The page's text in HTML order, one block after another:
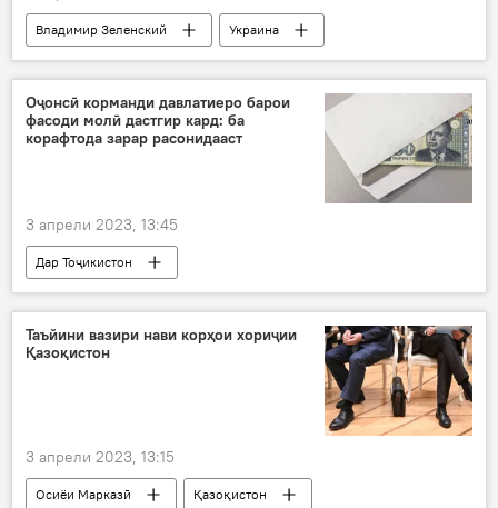
Владимир Зеленский
Украина
Қрим
Оҷонсӣ корманди давлатиеро барои
фасоди молӣ дастгир кард: ба
корафтода зарар расонидааст
3 апрели 2023, 13:45
Дар Тоҷикистон
Рӯйдод, ҷиноят ва ҳолатҳои фавқулода
боздошт
Оҷонсии мубориза зидди коррупсия
фасод
Таъйини вазири нави корҳои хориҷии
Қазоқистон
3 апрели 2023, 13:15
Осиёи Марказӣ
Қазоқистон